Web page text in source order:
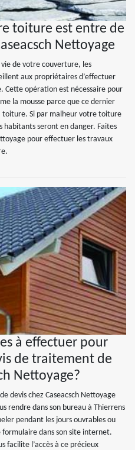
toiture est entre de
Nettoyage
de votre couverture, les
aux propriétaires d’effectuer
opération est nécessaire pour
la mousse parce que ce dernier
toiture. Si par malheur votre toiture
seront en danger. Faites
pour effectuer les travaux
à effectuer pour
de traitement de
Nettoyage?
devis chez Caseacsch Nettoyage
rendre dans son bureau à Thierrens
pendant les jours ouvrables ou
dans son site internet.
facilite l’accès à ce précieux